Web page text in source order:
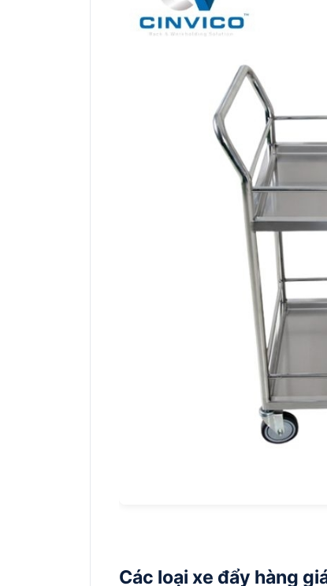
Các loại xe đẩy hàng